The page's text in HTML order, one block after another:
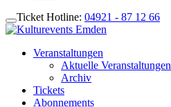
Ticket Hotline: 04921 - 87 12 66
Veranstaltungen
Aktuelle Veranstaltungen
Archiv
Tickets
Abonnements